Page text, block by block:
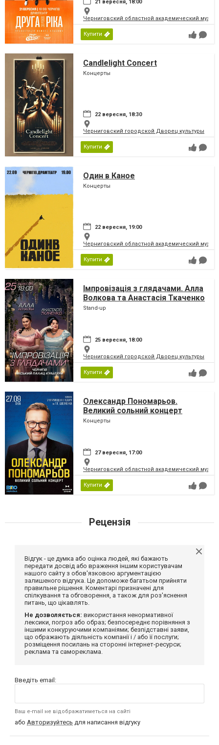
21 вересня, 18:00
Черниговский областной академический
Купити
Candlelight Concert
Концерты
22 вересня, 18:30
Черниговский городской Дворец культуры
Купити
Один в Каное
Концерты
22 вересня, 19:00
Черниговский областной академический
Купити
Імпровізація з глядачами. Алла
Волкова та Анастасія Ткаченко
Stand-up
25 вересня, 18:00
Черниговский городской Дворец культуры
Купити
Олександр Пономарьов.
Великий сольний концерт
Концерты
27 вересня, 17:00
Черниговский областной академический
Купити
Рецензія
Відгук - це думка або оцінка людей, які бажають
передати досвід або враження іншим користувачам
нашого сайту з обов'язковою аргументацією
залишеного відгука. Це допоможе багатьом прийняти
правильне рішення. Коментарі призначені для
спілкування та обговорення, а також для роз'яснення
питань, що цікавлять.
Не дозволяється: використання ненормативної
лексики, погроз або образ; безпосереднє порівняння з
іншими конкуруючими компаніями; безпідставні заяви,
що ображають діяльність компанії і / або її послуги;
розміщення посилань на сторонні інтернет-ресурси;
реклама та самореклама.
Введіть email:
Ваш e-mail не відображатиметься на сайті
або Авторизуйтесь для написання відгуку